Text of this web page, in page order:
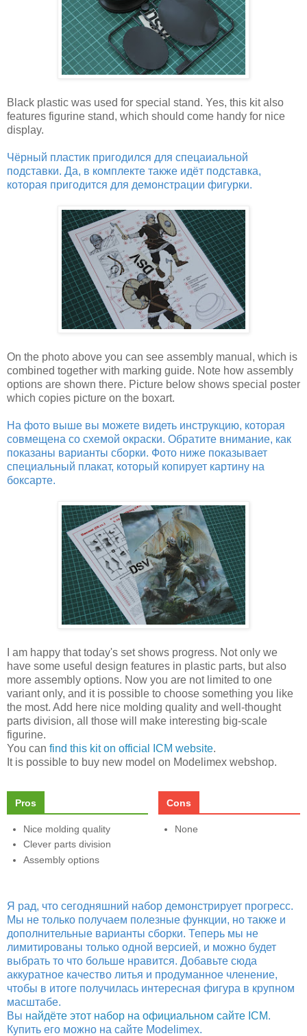
Black plastic was used for special stand. Yes, this kit also
features figurine stand, which should come handy for nice
display.
Чёрный пластик пригодился для спецаиальной
подставки. Да, в комплекте также идёт подставка,
которая пригодится для демонстрации фигурки.
On the photo above you can see assembly manual, which is
combined together with marking guide. Note how assembly
options are shown there. Picture below shows special poster
which copies picture on the boxart.
На фото выше вы можете видеть инструкцию, которая
совмещена со схемой окраски. Обратите внимание, как
показаны варианты сборки. Фото ниже показывает
специальный плакат, который копирует картину на
боксарте.
I am happy that today's set shows progress. Not only we
have some useful design features in plastic parts, but also
more assembly options. Now you are not limited to one
variant only, and it is possible to choose something you like
the most. Add here nice molding quality and well-thought
parts division, all those will make interesting big-scale
figurine.
You can find this kit on official ICM website.
It is possible to buy new model on Modelimex webshop.
Pros
Nice molding quality
Clever parts division
Assembly options
Cons
None
Я рад, что сегодняшний набор демонстрирует прогресс.
Мы не только получаем полезные функции, но также и
дополнительные варианты сборки. Теперь мы не
лимитированы только одной версией, и можно будет
выбрать то что больше нравится. Добавьте сюда
аккуратное качество литья и продуманное членение,
чтобы в итоге получилась интересная фигура в крупном
масштабе.
Вы найдёте этот набор на официальном сайте ICM.
Купить его можно на сайте Modelimex.